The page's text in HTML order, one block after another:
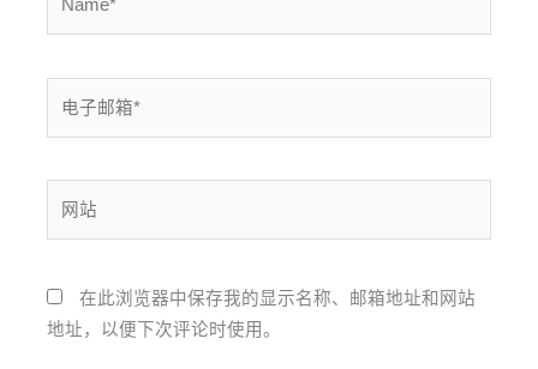
箱
在此浏览器中保存我的显示名称、邮箱地址和网站
地址，以便下次评论时使用。